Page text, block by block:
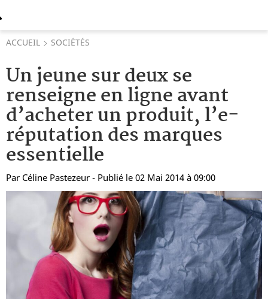
ACCUEIL SOCIÉTÉS
Un jeune sur deux se
renseigne en ligne avant
d’acheter un produit, l’e-
réputation des marques
essentielle
Par Céline Pastezeur - Publié le 02 Mai 2014 à 09:00